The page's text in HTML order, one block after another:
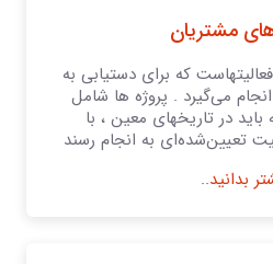
مشتریان
كه برای دستیابی به
می‌گیرد . پروژه‌ ها شامل
در تاریخهای معین ، با
تعیین‌شده‌ای به انجام رسند
بدانید..